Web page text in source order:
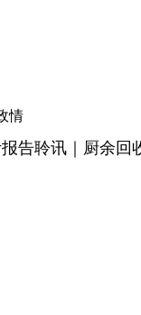
情
告聆讯｜厨余